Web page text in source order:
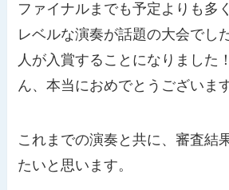
ファイナルまでも予定よりも多
レベルな演奏が話題の大会でし
人が入賞することになりました
ん、本当におめでとうございま
これまでの演奏と共に、審査結
たいと思います。